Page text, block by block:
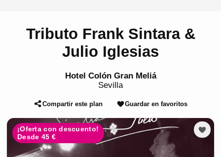
Tributo Frank Sintara &
Julio Iglesias
Hotel Colón Gran Meliá
Sevilla
Compartir este plan Guardar en favoritos
¡Oferta con descuento!
Desde 45 €